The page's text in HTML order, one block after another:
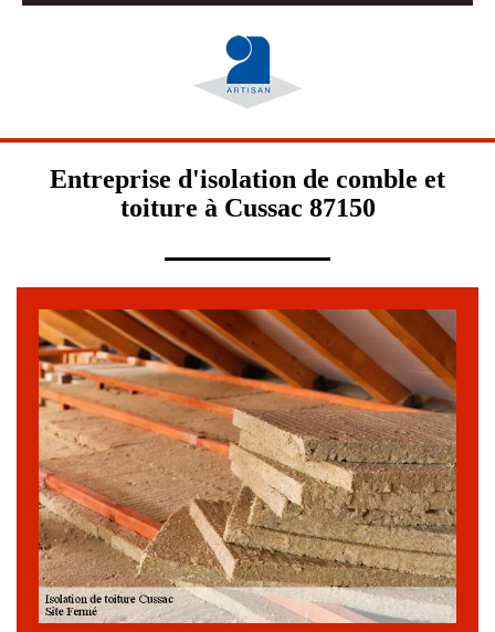
Entreprise d'isolation de comble et
toiture à Cussac 87150